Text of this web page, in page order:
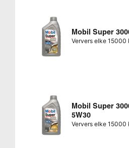
Mobil Super
Ververs elke 15000
Mobil Super
5W30
Ververs elke 15000